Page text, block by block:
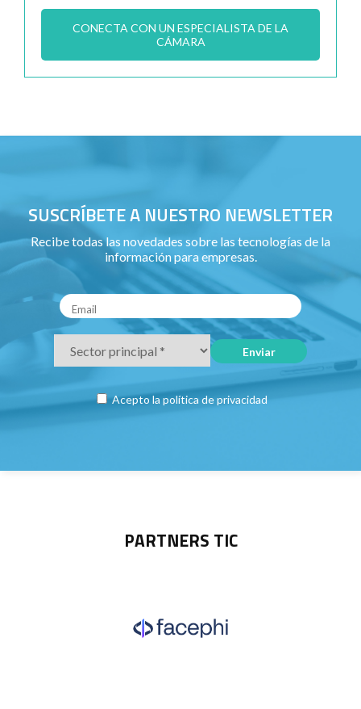
CONECTA CON UN ESPECIALISTA DE LA
CÁMARA
SUSCRÍBETE A NUESTRO NEWSLETTER
Recibe todas las novedades sobre las tecnologías de la
información para empresas.
Acepto la política de privacidad
PARTNERS TIC